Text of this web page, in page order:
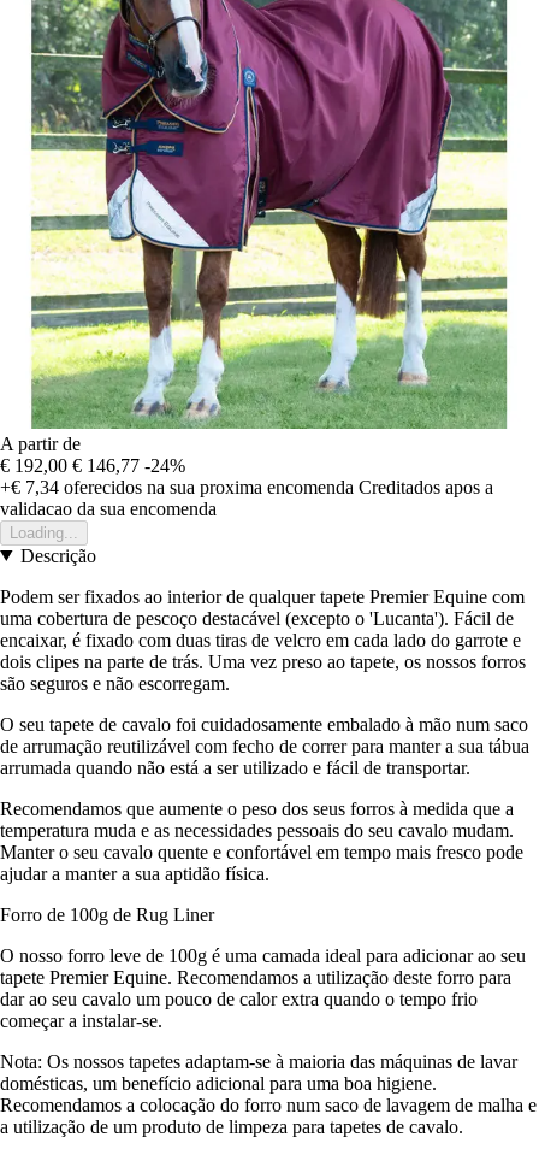
A partir de
€ 192,00 € 146,77 -24%
+€ 7,34 oferecidos na sua proxima encomenda Creditados apos a
validacao da sua encomenda
Loading...
Descrição
Podem ser fixados ao interior de qualquer tapete Premier Equine com
uma cobertura de pescoço destacável (excepto o 'Lucanta'). Fácil de
encaixar, é fixado com duas tiras de velcro em cada lado do garrote e
dois clipes na parte de trás. Uma vez preso ao tapete, os nossos forros
são seguros e não escorregam.
O seu tapete de cavalo foi cuidadosamente embalado à mão num saco
de arrumação reutilizável com fecho de correr para manter a sua tábua
arrumada quando não está a ser utilizado e fácil de transportar.
Recomendamos que aumente o peso dos seus forros à medida que a
temperatura muda e as necessidades pessoais do seu cavalo mudam.
Manter o seu cavalo quente e confortável em tempo mais fresco pode
ajudar a manter a sua aptidão física.
Forro de 100g de Rug Liner
O nosso forro leve de 100g é uma camada ideal para adicionar ao seu
tapete Premier Equine. Recomendamos a utilização deste forro para
dar ao seu cavalo um pouco de calor extra quando o tempo frio
começar a instalar-se.
Nota: Os nossos tapetes adaptam-se à maioria das máquinas de lavar
domésticas, um benefício adicional para uma boa higiene.
Recomendamos a colocação do forro num saco de lavagem de malha e
a utilização de um produto de limpeza para tapetes de cavalo.